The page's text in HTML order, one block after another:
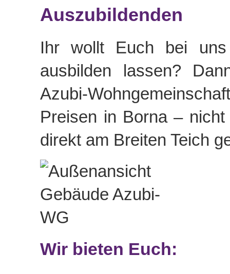
Auszubildenden
Ihr wollt Euch bei uns
ausbilden lassen?
Azubi-
Preisen in Borna –
direkt am Breiten Teich
Wir bieten Euch: